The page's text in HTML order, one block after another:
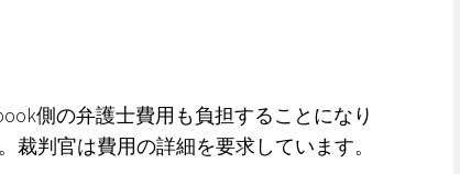
側の弁護士費用も負担することになり
裁判官は費用の詳細を要求しています。